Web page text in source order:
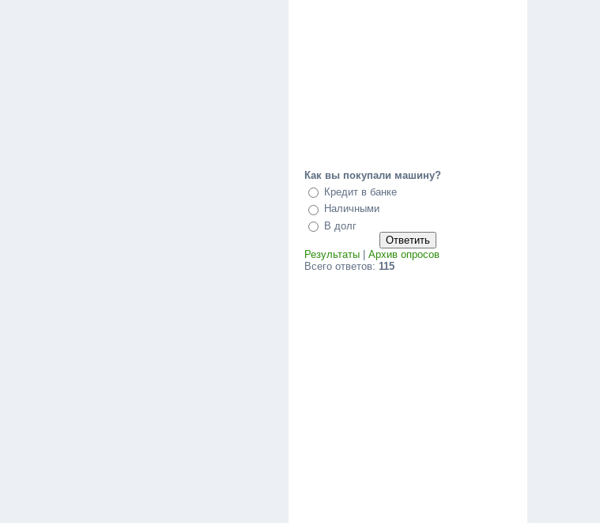
Как вы покупали машину?
Кредит в банке
Наличными
В долг
Результаты |Архив опросов
Всего ответов:115